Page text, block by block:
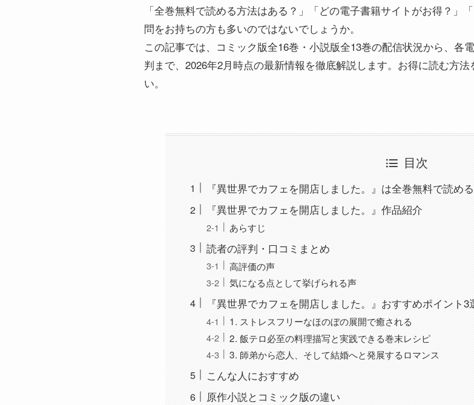
「全巻無料で読める方法はある？」「どの電子書籍サイトがお得？」
問をお持ちの方も多いのではないでしょうか。
この記事では、コミック版全16巻・小説版全13巻の配信状況から、各
判まで、2026年2月時点の最新情報を徹底解説します。お得に読む方
い。
目次
『異世界でカフェを開店しました。』は全巻無料で読める
『異世界でカフェを開店しました。』作品紹介
あらすじ
読者の評判・口コミまとめ
高評価の声
気になる点として挙げられる声
『異世界でカフェを開店しました。』おすすめポイント3
1. ストレスフリーなほのぼの展開で癒される
2. 飯テロ必至の料理描写と実践できる巻末レシピ
3. 師弟から恋人、そして結婚へと発展するロマンス
こんな人におすすめ
原作小説とコミック版の違い